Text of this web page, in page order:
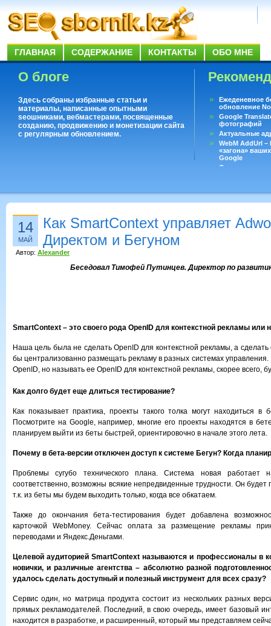
ГЛАВНАЯ СОДЕРЖАНИЕ КОНТАКТЫ ОБО МНЕ
О блоге
Здесь собраны избранные статьи и
материалы, написанные опытными
seoшниками, вебмастерами, посвященные
созданию, продвижению и монетизации сайта
с регулярным обновлением.
Ежеденевное
обновление
Google
фотографий
Актуальные
WebM AddUrl
«загона»
Google
Существует
14
МАЙ
Как SmartContext управляет
Директом и Бегуном
Автор: Alexander
Беседовал Тимофей Путинцев. Директор по
SmartContext – это своего рода OpenID для контекстной рекламы или
Наша цель была не сделать OpenID для контекстной рекламы, а сделать
бы централизованно размещать рекламу в разных системах
OpenID, но называть ее OpenID для контекстной рекламы, скорее всего,
Как долго будет еще длиться тестирование?
Как показывает практика, проекты такого толка могут находиться в
Посмотрите на Google, например, многие его проекты находятся в
планируем выйти из беты быстрей, ориентировочно в начале этого лета.
Почему в бета-версии отключен доступ к системе Бегун? Когда
Проблемы сугубо технического плана. Система новая работает
соответственно, возможны всякие непредвиденные трудности. Он будет
т.к. из беты мы будем выходить только, когда все обкатаем.
Также до окончания бета-тестирования будет добавлена
карточкой WebMoney. Сейчас оплата за размещение рекламы
переводами и Яндекс.Деньгами.
Целевой аудиторией SmartContext называются и профессионалы в
новички, и различные агентства – абсолютно разной
удалось сделать доступный и полезный инструмент для всех сразу?
Сервис один, но матрица продукта состоит из нескольких разных
прямых рекламодателей. Последний, в свою очередь, имеет базовый
находится в разработке, и расширенный, который мы представляем